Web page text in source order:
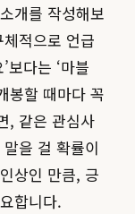
개를 작성해보
적으로 언급
보다는 ‘마블
봉할 때마다 꼭
, 같은 관심사
을 걸 확률이
상인 만큼, 긍
합니다.